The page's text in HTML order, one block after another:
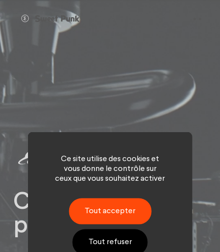
Concept sonore
pour les 40 ans.
Ce site utilise des cookies et
vous donne le contrôle sur
ceux que vous souhaitez activer
Tout accepter
Tout refuser